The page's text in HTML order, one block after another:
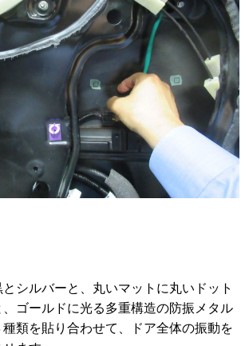
シルバーと、丸いマットに丸いドット
ゴールドに光る多重構造の防振メタル
類を貼り合わせて、ドア全体の振動を